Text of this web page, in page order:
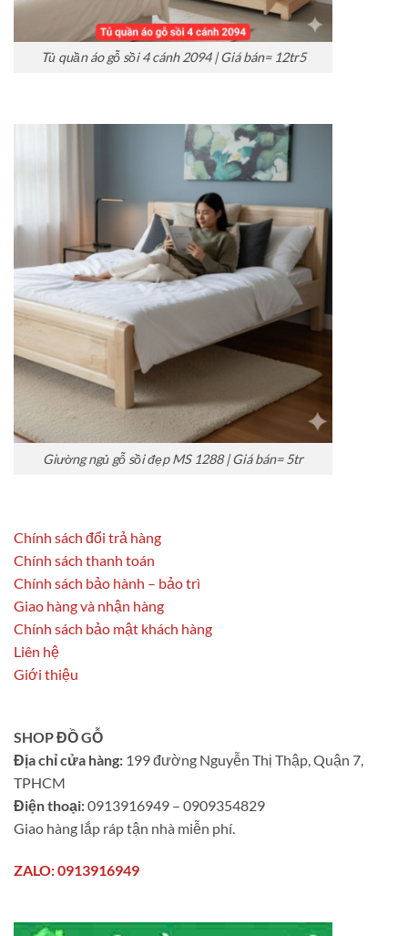
Tủ quần áo gỗ sồi 4 cánh 2094 | Giá bán= 12tr5
Giường ngủ gỗ sồi đẹp MS 1288 | Giá bán= 5tr
Chính sách đổi trả hàng
Chính sách thanh toán
Chính sách bảo hành – bảo trì
Giao hàng và nhận hàng
Chính sách bảo mật khách hàng
Liên hệ
Giới thiệu
SHOP ĐỒ GỖ
Địa chỉ cửa hàng: 199 đường Nguyễn Thị Thập, Quận 7,
TPHCM
Điện thoại:0913916949 – 0909354829
Giao hàng lắp ráp tận nhà miễn phí.
ZALO: 0913916949